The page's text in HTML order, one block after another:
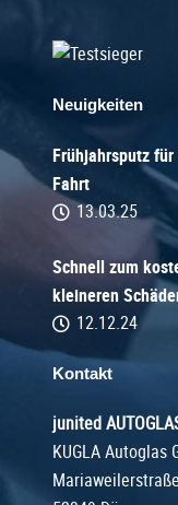
Neuigkeiten
Frühjahrsputz
Fahrt
13.03.25
Schnell zum
kleineren
12.12.24
Kontakt
junited
KUGLA Autoglas